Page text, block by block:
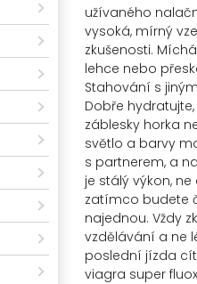
užívaného
vysoká, mírný
zkušenosti.
lehce nebo
Stahování s
Dobře
záblesky horka
světlo a barvy
s partnerem, a
je stálý výkon,
zatímco budete
najednou. Vždy
vzdělávání a ne
poslední jízda
viagra super